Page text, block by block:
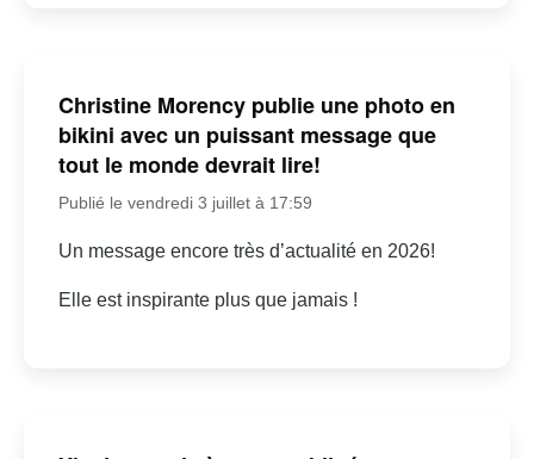
Christine Morency publie une photo en
bikini avec un puissant message que
tout le monde devrait lire!
Publié le vendredi 3 juillet à 17:59
Un message encore très d’actualité en 2026!
Elle est inspirante plus que jamais !